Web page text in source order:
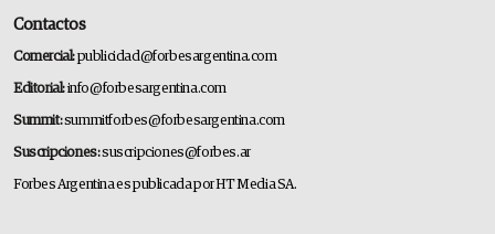
Contactos
Comercial:publicidad@forbesargentina.com
Editorial:info@forbesargentina.com
Summit:summitforbes@forbesargentina.com
Suscripciones:suscripciones@forbes.ar
Forbes Argentina es publicada por HT Media SA.